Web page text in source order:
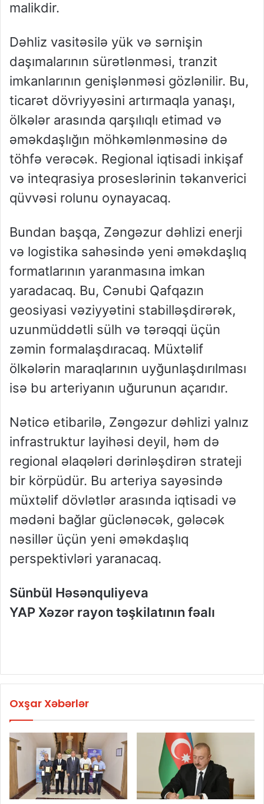
malikdir.
Dəhliz vasitəsilə yük və sərnişin
daşımalarının sürətlənməsi, tranzit
imkanlarının genişlənməsi gözlənilir. Bu,
ticarət dövriyyəsini artırmaqla yanaşı,
ölkələr arasında qarşılıqlı etimad və
əməkdaşlığın möhkəmlənməsinə də
töhfə verəcək. Regional iqtisadi inkişaf
və inteqrasiya proseslərinin təkanverici
qüvvəsi rolunu oynayacaq.
Bundan başqa, Zəngəzur dəhlizi enerji
və logistika sahəsində yeni əməkdaşlıq
formatlarının yaranmasına imkan
yaradacaq. Bu, Cənubi Qafqazın
geosiyasi vəziyyətini stabilləşdirərək,
uzunmüddətli sülh və tərəqqi üçün
zəmin formalaşdıracaq. Müxtəlif
ölkələrin maraqlarının uyğunlaşdırılması
isə bu arteriyanın uğurunun açarıdır.
Nəticə etibarilə, Zəngəzur dəhlizi yalnız
infrastruktur layihəsi deyil, həm də
regional əlaqələri dərinləşdirən strateji
bir körpüdür. Bu arteriya sayəsində
müxtəlif dövlətlər arasında iqtisadi və
mədəni bağlar güclənəcək, gələcək
nəsillər üçün yeni əməkdaşlıq
perspektivləri yaranacaq.
Sünbül Həsənquliyeva
YAP Xəzər rayon təşkilatının fəalı
Oxşar Xəbərlər